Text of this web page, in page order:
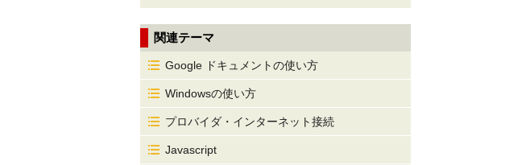
関連テーマ
Google ドキュメントの使い方
Windowsの使い方
プロバイダ・インターネット接続
Javascript